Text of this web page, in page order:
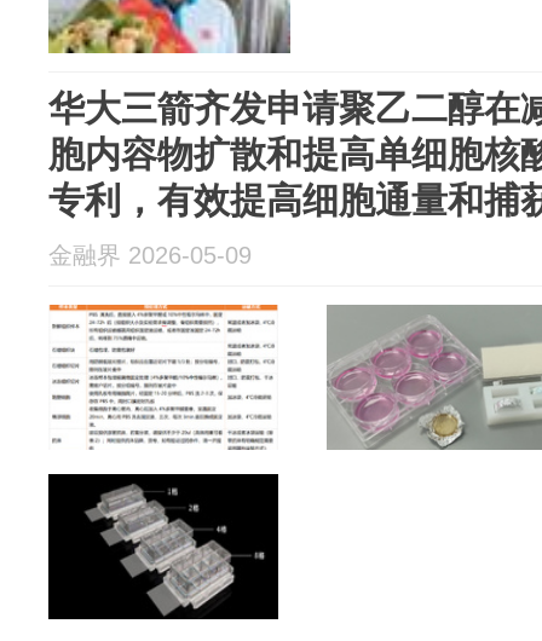
华大三箭齐发申请聚乙二醇在
胞内容物扩散和提高单细胞核
专利，有效提高细胞通量和捕
金融界 2026-05-09